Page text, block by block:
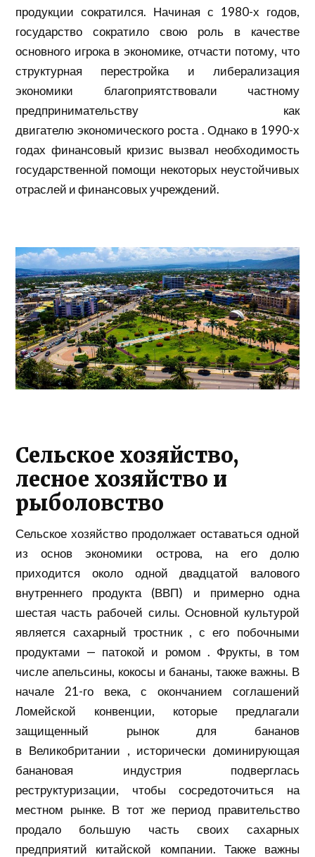
продукции сократился. Начиная с 1980-х годов,
государство сократило свою роль в качестве
основного игрока в экономике, отчасти потому, что
структурная перестройка и либерализация
экономики благоприятствовали частному
предпринимательству как
двигателюэкономического роста. Однако в 1990-х
годах финансовый кризис вызвал необходимость
государственной помощи некоторых неустойчивых
отраслей и финансовых учреждений.
Сельское хозяйство,
лесное хозяйство и
рыболовство
Сельское хозяйство продолжает оставаться одной
из основ экономики острова, на его долю
приходится около одной двадцатой валового
внутреннего продукта (ВВП) и примерно одна
шестая часть рабочей силы. Основной культурой
является сахарный тростник, с его побочными
продуктами — патокой и ромом . Фрукты, в том
числе апельсины, кокосы и бананы, также важны. В
начале 21-го века, с окончанием соглашений
Ломейской конвенции, которые предлагали
защищенный рынок для бананов
в Великобритании , исторически доминирующая
банановая индустрия подверглась
реструктуризации, чтобы сосредоточиться на
местном рынке. В тот же период правительство
продало большую часть своих сахарных
предприятий китайской компании. Также важны